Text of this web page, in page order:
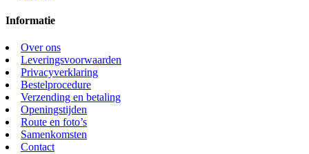
Informatie
Over ons
Leveringsvoorwaarden
Privacyverklaring
Bestelprocedure
Verzending en betaling
Openingstijden
Route en foto’s
Samenkomsten
Contact